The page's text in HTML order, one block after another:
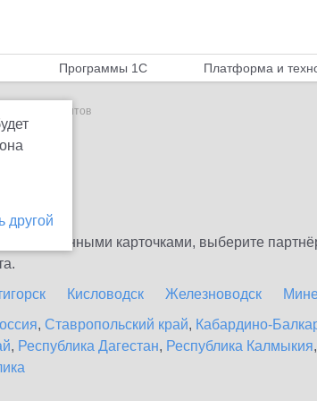
другой
Программы 1С Платформа и
Лермонтов
карточками, выберите
Кисловодск Железноводск
, Ставропольский край, Кабардино-
, Республика Дагестан, Республика Калмыкия,